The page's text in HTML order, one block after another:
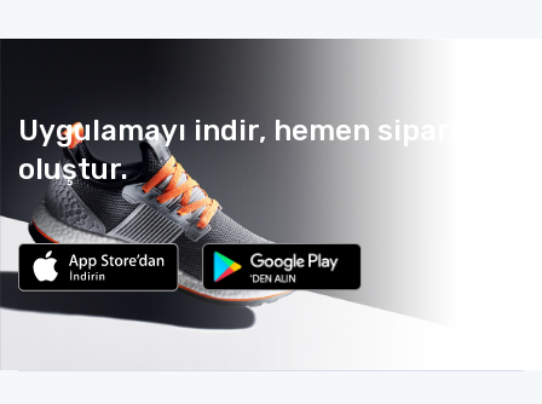
Uygulamayı indir, hemen sipariş
oluştur.